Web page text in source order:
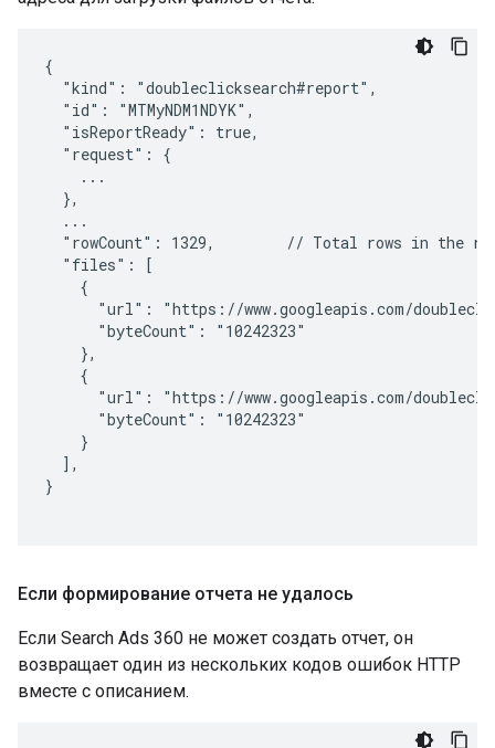
{
  "kind": "doubleclicksearch#report",
  "id": "MTMyNDM1NDYK",
  "isReportReady": true,
  "request": {
    ...
  },
  ...
"rowCount": 1329,        // Total rows in the
  "files": [
    {
"url": "https://www.googleapis.com/
      "byteCount": "10242323"
    },
    {
"url": "https://www.googleapis.com/
      "byteCount": "10242323"
    }
  ],
}
Если формирование отчета не удалось
Если Search Ads 360 не может создать отчет, он
возвращает один из нескольких кодов ошибок HTTP
вместе с описанием.